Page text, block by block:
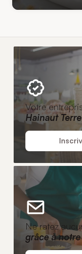
Votre
Hainaut
Ne ratez
grâce à